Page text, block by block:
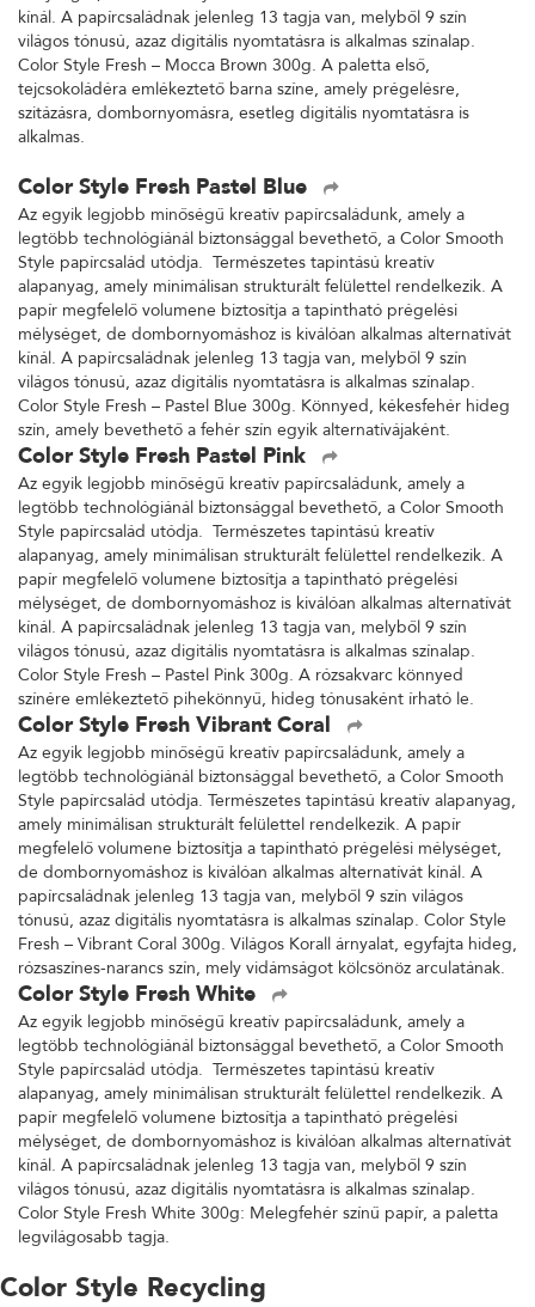
kínál. A papírcsaládnak jelenleg 13 tagja van, melyből 9 szín
világos tónusú, azaz digitális nyomtatásra is alkalmas színalap.
Color Style Fresh – Mocca Brown 300g. A paletta első,
tejcsokoládéra emlékeztető barna színe, amely prégelésre,
szitázásra, dombornyomásra, esetleg digitális nyomtatásra is
alkalmas.
Color Style Fresh Pastel Blue
Az egyik legjobb minőségű kreatív papírcsaládunk, amely a
legtöbb technológiánál biztonsággal bevethető, a Color Smooth
Style papírcsalád utódja. Természetes tapintású kreatív
alapanyag, amely minimálisan strukturált felülettel rendelkezik. A
papír megfelelő volumene biztosítja a tapintható prégelési
mélységet, de dombornyomáshoz is kiválóan alkalmas alternatívát
kínál. A papírcsaládnak jelenleg 13 tagja van, melyből 9 szín
világos tónusú, azaz digitális nyomtatásra is alkalmas színalap.
Color Style Fresh – Pastel Blue 300g. Könnyed, kékesfehér hideg
szín, amely bevethető a fehér szín egyik alternatívájaként.
Color Style Fresh Pastel Pink
Az egyik legjobb minőségű kreatív papírcsaládunk, amely a
legtöbb technológiánál biztonsággal bevethető, a Color Smooth
Style papírcsalád utódja. Természetes tapintású kreatív
alapanyag, amely minimálisan strukturált felülettel rendelkezik. A
papír megfelelő volumene biztosítja a tapintható prégelési
mélységet, de dombornyomáshoz is kiválóan alkalmas alternatívát
kínál. A papírcsaládnak jelenleg 13 tagja van, melyből 9 szín
világos tónusú, azaz digitális nyomtatásra is alkalmas színalap.
Color Style Fresh – Pastel Pink 300g. A rózsakvarc könnyed
színére emlékeztető pihekönnyű, hideg tónusaként írható le.
Color Style Fresh Vibrant Coral
Az egyik legjobb minőségű kreatív papírcsaládunk, amely a
legtöbb technológiánál biztonsággal bevethető, a Color Smooth
Style papírcsalád utódja. Természetes tapintású kreatív alapanyag,
amely minimálisan strukturált felülettel rendelkezik. A papír
megfelelő volumene biztosítja a tapintható prégelési mélységet,
de dombornyomáshoz is kiválóan alkalmas alternatívát kínál. A
papírcsaládnak jelenleg 13 tagja van, melyből 9 szín világos
tónusú, azaz digitális nyomtatásra is alkalmas színalap. Color Style
Fresh – Vibrant Coral 300g. Világos Korall árnyalat, egyfajta hideg,
rózsaszínes-narancs szín, mely vidámságot kölcsönöz arculatának.
Color Style Fresh White
Az egyik legjobb minőségű kreatív papírcsaládunk, amely a
legtöbb technológiánál biztonsággal bevethető, a Color Smooth
Style papírcsalád utódja. Természetes tapintású kreatív
alapanyag, amely minimálisan strukturált felülettel rendelkezik. A
papír megfelelő volumene biztosítja a tapintható prégelési
mélységet, de dombornyomáshoz is kiválóan alkalmas alternatívát
kínál. A papírcsaládnak jelenleg 13 tagja van, melyből 9 szín
világos tónusú, azaz digitális nyomtatásra is alkalmas színalap.
Color Style Fresh White 300g: Melegfehér színű papír, a paletta
legvilágosabb tagja.
Color Style Recycling